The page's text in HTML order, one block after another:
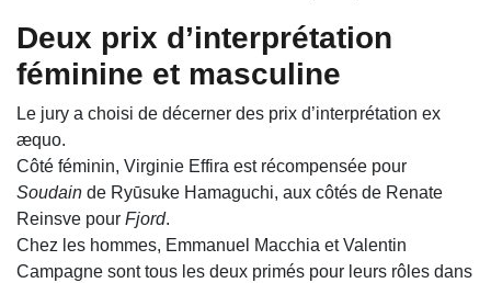
Deux prix d’interprétation
féminine et masculine
Le jury a choisi de décerner des prix d’interprétation ex
æquo.
Côté féminin, Virginie Effira est récompensée pour
Soudain de Ryūsuke Hamaguchi, aux côtés de Renate
Reinsve pour Fjord.
Chez les hommes, Emmanuel Macchia et Valentin
Campagne sont tous les deux primés pour leurs rôles dans